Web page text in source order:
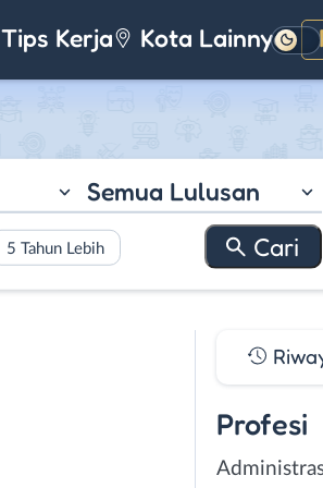
Tips Kerja Kota LainnyaGelap
Semua Lulusan
5 Tahun Lebih
Profesi